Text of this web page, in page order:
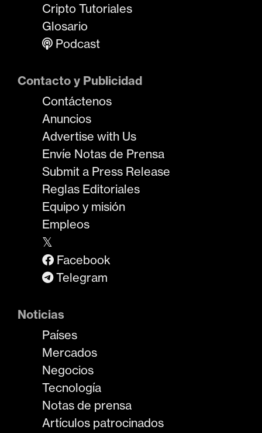
Cripto Tutoriales
Glosario
Podcast
Contacto y Publicidad
Contáctenos
Anuncios
Advertise with Us
Envíe Notas de Prensa
Submit a Press Release
Reglas Editoriales
Equipo y misión
Empleos
𝕏
Facebook
Telegram
Noticias
Países
Mercados
Negocios
Tecnología
Notas de prensa
Artículos patrocinados